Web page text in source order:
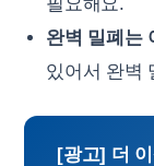
완벽 밀폐는
있어서 완벽
[광고] 더